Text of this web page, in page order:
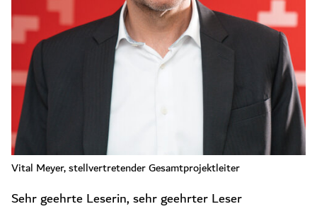
Vital Meyer, stellvertretender Gesamtprojektleiter
Sehr geehrte Leserin, sehr geehrter Leser